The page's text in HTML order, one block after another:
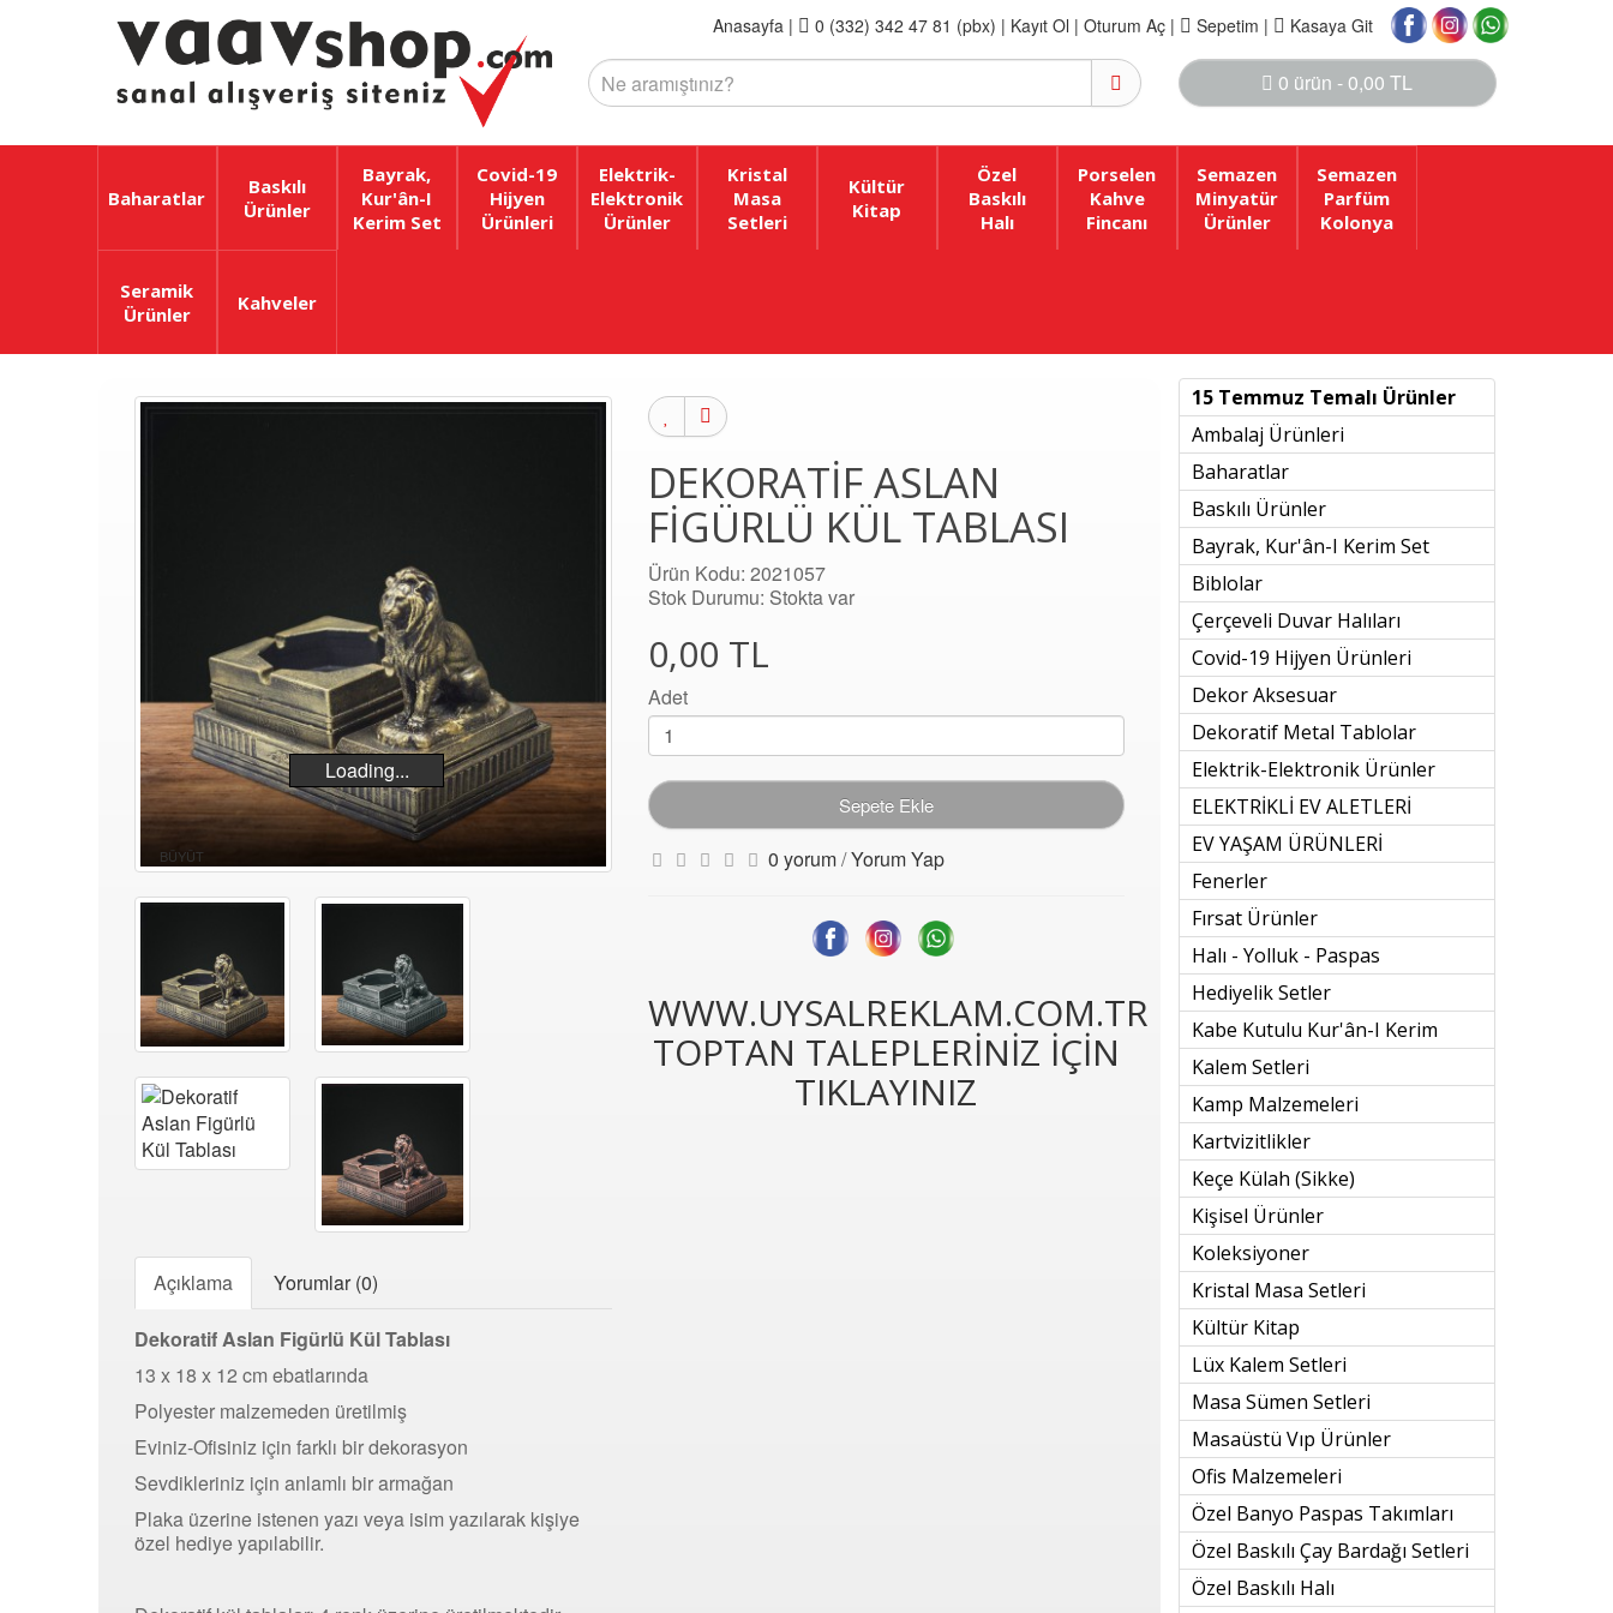
Anasayfa| 0 (332) 342 47 81 (pbx) | Kayıt Ol | Oturum Aç | Sepetim | Kasaya Git
0 ürün - 0,00 TL
Baharatlar
Baskılı
Ürünler
Bayrak,
Kur'ân-I
Kerim Set
Covid-19
Hijyen
Ürünleri
Elektrik-
Elektronik
Ürünler
Kristal
Masa
Setleri
Kültür
Kitap
Özel
Baskılı
Halı
Porselen
Kahve
Fincanı
Semazen
Minyatür
Ürünler
Semazen
Parfüm
Kolonya
Seramik
Ürünler
Kahveler
Loading...
BÜYÜT
Açıklama Yorumlar (0)
Dekoratif Aslan Figürlü Kül Tablası
13 x 18 x 12 cm ebatlarında
Polyester malzemeden üretilmiş
Eviniz-Ofisiniz için farklı bir dekorasyon
Sevdikleriniz için anlamlı bir armağan
Plaka üzerine istenen yazı veya isim yazılarak kişiye
özel hediye yapılabilir.
DEKORATIF ASLAN
FIGÜRLÜ KÜL TABLASI
Ürün Kodu: 2021057
Stok Durumu: Stokta var
0,00 TL
Adet
Sepete Ekle
0 yorum/Yorum Yap
WWW.UYSALREKLAM.COM.TR
TOPTAN TALEPLERİNİZ İÇİN
TIKLAYINIZ
15 Temmuz Temalı Ürünler
Ambalaj Ürünleri
Baharatlar
Baskılı Ürünler
Bayrak, Kur'ân-I Kerim Set
Biblolar
Çerçeveli Duvar Halıları
Covid-19 Hijyen Ürünleri
Dekor Aksesuar
Dekoratif Metal Tablolar
Elektrik-Elektronik Ürünler
ELEKTRİKLİ EV ALETLERİ
EV YAŞAM ÜRÜNLERİ
Fenerler
Fırsat Ürünler
Halı - Yolluk - Paspas
Hediyelik Setler
Kabe Kutulu Kur'ân-I Kerim
Kalem Setleri
Kamp Malzemeleri
Kartvizitlikler
Keçe Külah (sikke)
Kişisel Ürünler
Koleksiyoner
Kristal Masa Setleri
Kültür Kitap
Lüx Kalem Setleri
Masa Sümen Setleri
Masaüstü Vıp Ürünler
Ofis Malzemeleri
Özel Banyo Paspas Takımları
Özel Baskılı Çay Bardağı Setleri
Özel Baskılı Halı